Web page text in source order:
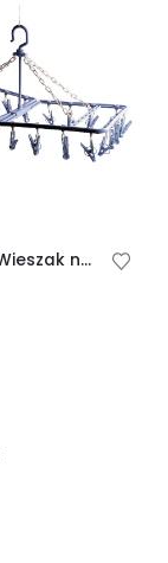
BRUNNER Wieszak na pranie SUN TIME